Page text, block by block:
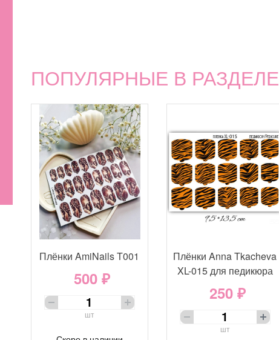
ПОПУЛЯРНЫЕ В РАЗДЕЛЕ
Плёнки AmiNails T001
500 ₽
шт
Плёнки Anna Tkacheva
XL-015 для педикюра
250 ₽
шт